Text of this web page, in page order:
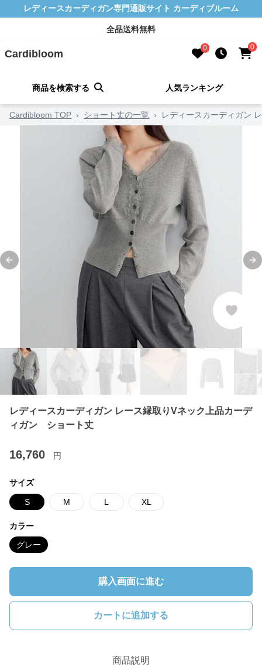
レディースカーディガン専門通販サイト カーディブルーム
全品送料無料
Cardibloom 0 0
商品を検索する 人気ランキング
Cardibloom TOP › ショート丈の一覧 › レディースカーディガン
Previous slide
レディースカーディガン レース縁取りVネック上品カーデ
ィガン ショート丈
16,760 円
サイズ
S M L XL
カラー
グレー
購入画面に進む
カートに追加する
商品説明